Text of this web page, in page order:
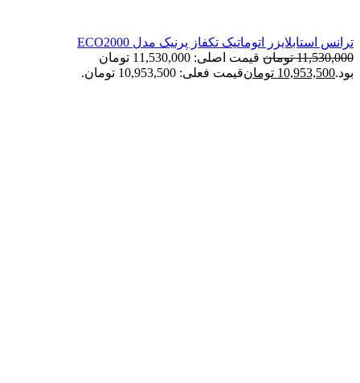
ترانس استابلایزر اتوماتیک تکفاز پرنیک مدل ECO2000
11,530,000 تومان
قیمت اصلی: 11,530,000 تومان
بود.10,953,500 تومانقیمت فعلی: 10,953,500 تومان.